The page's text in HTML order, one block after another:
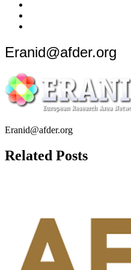
Eranid@afder.org
Eranid@afder.org
Related Posts